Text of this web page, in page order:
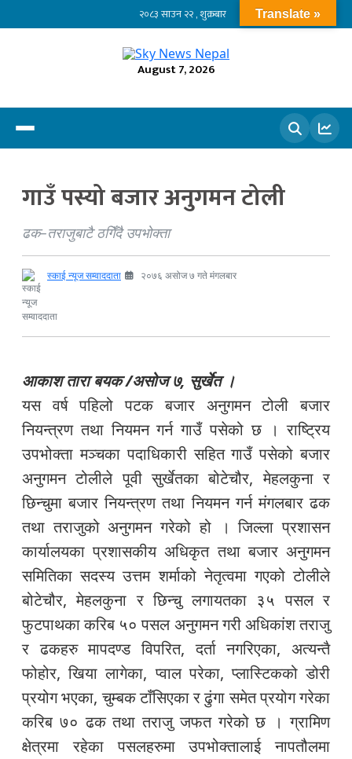
२०८३ साउन २२ , शुक्रबार
August 7, 2026
गाउँ पस्यो बजार अनुगमन टोली
ढक–तराजुबाटै ठगिँदै उपभोक्ता
स्काई न्यूज सम्वाददाता २०७६ असोज ७ गते मंगलबार
आकाश तारा बयक /असोज ७, सुर्खेत ।
यस वर्ष पहिलो पटक बजार अनुगमन टोली बजार
नियन्त्रण तथा नियमन गर्न गाउँ पसेको छ । राष्ट्रिय
उपभोक्ता मञ्चका पदाधिकारी सहित गाउँ पसेको बजार
अनुगमन टोलीले पूवी सुर्खेतका बोटेचौर, मेहलकुना र
छिन्चुमा बजार नियन्त्रण तथा नियमन गर्न मंगलबार ढक
तथा तराजुको अनुगमन गरेको हो । जिल्ला प्रशासन
कार्यालयका प्रशासकीय अधिकृत तथा बजार अनुगमन
समितिका सदस्य उत्तम शर्माको नेतृत्वमा गएको टोलीले
बोटेचौर, मेहलकुना र छिन्चु लगायतका ३५ पसल र
फुटपाथका करिब ५० पसल अनुगमन गरी अधिकांश तराजु
र ढकहरु मापदण्ड विपरित, दर्ता नगरिएका, अत्यन्तै
फोहोर, खिया लागेका, प्वाल परेका, प्लास्टिकको डोरी
प्रयोग भएका, चुम्बक टाँसिएका र ढुंगा समेत प्रयोग गरेका
करिब ७० ढक तथा तराजु जफत गरेको छ । ग्रामिण
क्षेत्रमा रहेका पसलहरुमा उपभोक्तालाई नापतौलमा
Translate »